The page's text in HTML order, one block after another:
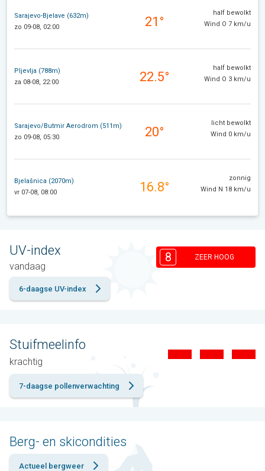
Sarajevo-Bjelave (632m)
zo 09-08, 02:00
21°
half bewolkt
Wind O 7 km/u
Pljevlja (788m)
za 08-08, 22:00
22.5°
half bewolkt
Wind O 3 km/u
Sarajevo/Butmir Aerodrom (511m)
zo 09-08, 05:30
20°
licht bewolkt
Wind 0 km/u
Bjelašnica (2070m)
vr 07-08, 08:00
16.8°
zonnig
Wind N 18 km/u
UV-index
vandaag
8 ZEER HOOG
6-daagse UV-index
Stuifmeelinfo
krachtig
7-daagse pollenverwachting
Berg- en skicondities
Actueel bergweer